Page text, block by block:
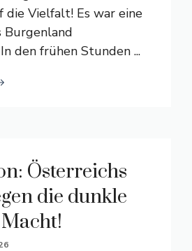
die Vielfalt! Es war eine
Burgenland
den frühen Stunden ...
Österreichs
die dunkle